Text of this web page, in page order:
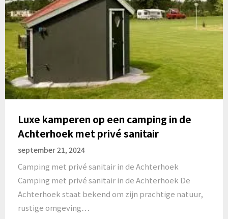
Luxe kamperen op een camping in de
Achterhoek met privé sanitair
september 21, 2024
Camping met privé sanitair in de Achterhoek
Camping met privé sanitair in de Achterhoek De
Achterhoek staat bekend om zijn prachtige natuur,
rustige omgeving…